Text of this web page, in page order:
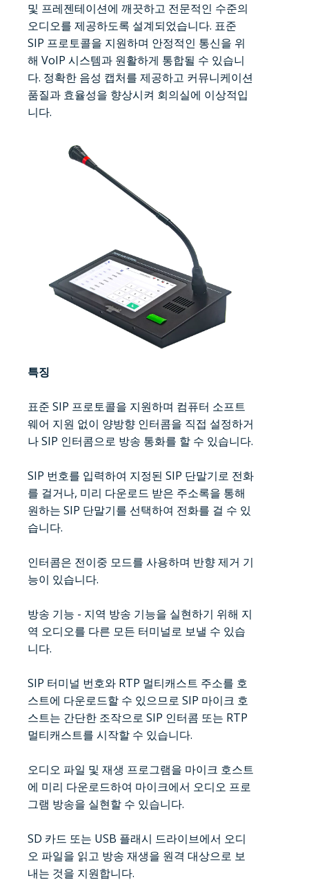
및 프레젠테이션에 깨끗하고 전문적인 수준의
오디오를 제공하도록 설계되었습니다. 표준
SIP 프로토콜을 지원하며 안정적인 통신을 위
해 VoIP 시스템과 원활하게 통합될 수 있습니
다. 정확한 음성 캡처를 제공하고 커뮤니케이션
품질과 효율성을 향상시켜 회의실에 이상적입
니다.
특징
표준 SIP 프로토콜을 지원하며 컴퓨터 소프트
웨어 지원 없이 양방향 인터콤을 직접 설정하거
나 SIP 인터콤으로 방송 통화를 할 수 있습니다.
SIP 번호를 입력하여 지정된 SIP 단말기로 전화
를 걸거나, 미리 다운로드 받은 주소록을 통해
원하는 SIP 단말기를 선택하여 전화를 걸 수 있
습니다.
인터콤은 전이중 모드를 사용하며 반향 제거 기
능이 있습니다.
방송 기능 - 지역 방송 기능을 실현하기 위해 지
역 오디오를 다른 모든 터미널로 보낼 수 있습
니다.
SIP 터미널 번호와 RTP 멀티캐스트 주소를 호
스트에 다운로드할 수 있으므로 SIP 마이크 호
스트는 간단한 조작으로 SIP 인터콤 또는 RTP
멀티캐스트를 시작할 수 있습니다.
오디오 파일 및 재생 프로그램을 마이크 호스트
에 미리 다운로드하여 마이크에서 오디오 프로
그램 방송을 실현할 수 있습니다.
SD 카드 또는 USB 플래시 드라이브에서 오디
오 파일을 읽고 방송 재생을 원격 대상으로 보
내는 것을 지원합니다.